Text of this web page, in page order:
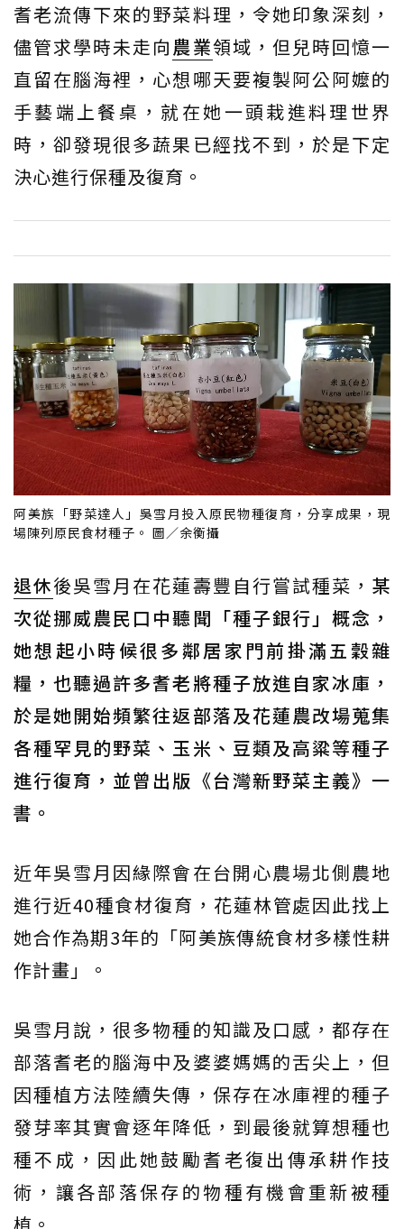
耆老流傳下來的野菜料理，令她印象深刻，
儘管求學時未走向農業領域，但兒時回憶一
直留在腦海裡，心想哪天要複製阿公阿嬤的
手藝端上餐桌，就在她一頭栽進料理世界
時，卻發現很多蔬果已經找不到，於是下定
決心進行保種及復育。
阿美族「野菜達人」吳雪月投入原民物種復育，分享成果，現
場陳列原民食材種子。 圖／余衡攝
退休後吳雪月在花蓮壽豐自行嘗試種菜， 某
次從挪威農民口中聽聞「種子銀行」概念，
她想起小時候很多鄰居家門前掛滿五穀雜
糧，也聽過許多耆老將種子放進自家冰庫，
於是她開始頻繁往返部落及花蓮農改場蒐集
各種罕見的野菜、玉米、豆類及高粱等種子
進行復育，並曾出版《台灣新野菜主義》一
書。
近年吳雪月因緣際會在台開心農場北側農地
進行近40種食材復育，花蓮林管處因此找上
她合作為期3年的「阿美族傳統食材多樣性耕
作計畫」。
吳雪月說，很多物種的知識及口感，都存在
部落耆老的腦海中及婆婆媽媽的舌尖上，但
因種植方法陸續失傳，保存在冰庫裡的種子
發芽率其實會逐年降低，到最後就算想種也
種不成，因此她鼓勵耆老復出傳承耕作技
術，讓各部落保存的物種有機會重新被種